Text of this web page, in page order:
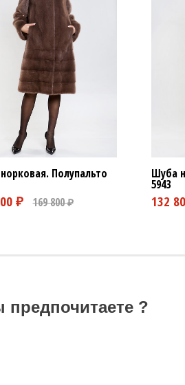
Полупальто Шуба
5943
предпочитаете ?